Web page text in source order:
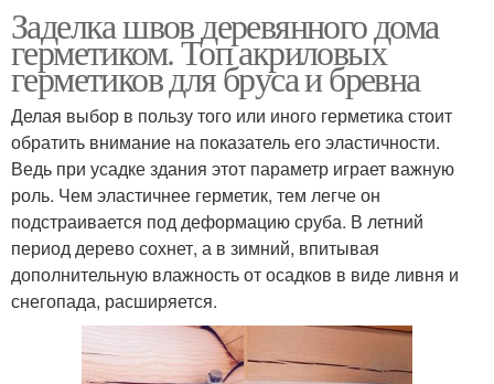
Заделка швов деревянного дома
герметиком. Топ акриловых
герметиков для бруса и бревна
Делая выбор в пользу того или иного герметика стоит
обратить внимание на показатель его эластичности.
Ведь при усадке здания этот параметр играет важную
роль. Чем эластичнее герметик, тем легче он
подстраивается под деформацию сруба. В летний
период дерево сохнет, а в зимний, впитывая
дополнительную влажность от осадков в виде ливня и
снегопада, расширяется.